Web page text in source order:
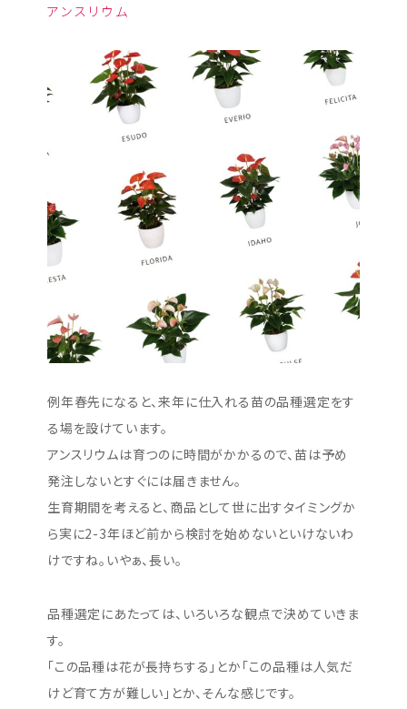
アンスリウム
例年春先になると、来年に仕入れる苗の品種選定をす
る場を設けています。
アンスリウムは育つのに時間がかかるので、苗は予め
発注しないとすぐには届きません。
生育期間を考えると、商品として世に出すタイミングか
ら実に2-3年ほど前から検討を始めないといけないわ
けですね。いやぁ、長い。
品種選定にあたっては、いろいろな観点で決めていきま
す。
「この品種は花が長持ちする」とか「この品種は人気だ
けど育て方が難しい」とか、そんな感じです。